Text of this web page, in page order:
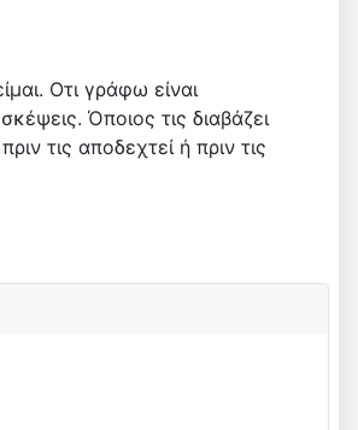
Οτι γράφω είναι
Όποιος τις διαβάζει
τις αποδεχτεί ή πριν τις